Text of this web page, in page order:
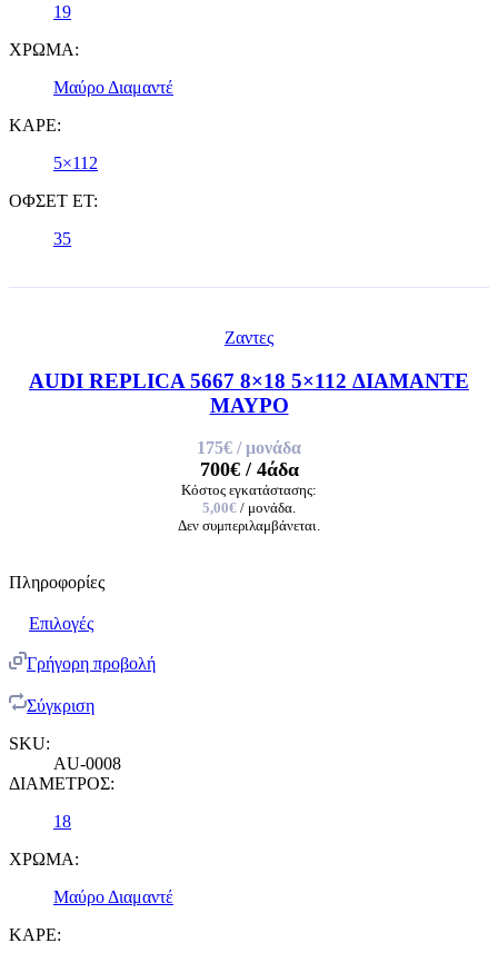
19
ΧΡΩΜΑ:
Μαύρο Διαμαντέ
ΚΑΡΕ:
5×112
ΟΦΣΕΤ ET:
35
Ζαντες
AUDI REPLICA 5667 8×18 5×112 ΔΙΑΜΑΝΤΕ
ΜΑΥΡΟ
175€ / μονάδα
700€/ 4άδα
Κόστος εγκατάστασης:
5,00€ / μονάδα.
Δεν συμπεριλαμβάνεται.
Πληροφορίες
Επιλογές
Γρήγορη προβολή
Σύγκριση
SKU:
AU-0008
ΔΙΑΜΕΤΡΟΣ:
18
ΧΡΩΜΑ:
Μαύρο Διαμαντέ
ΚΑΡΕ: